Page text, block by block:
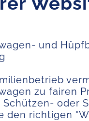
und
zu fairen
oder
den richtigen